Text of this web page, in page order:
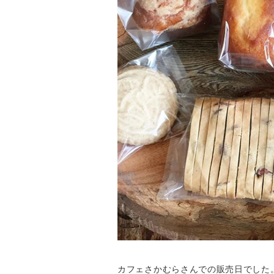
カフェさかむらさんでの販売日でした